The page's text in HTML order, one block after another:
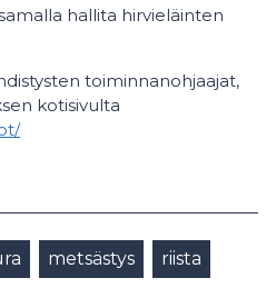
hallita hirvieläinten
toiminnanohjaajat,
kotisivulta
metsästys riista